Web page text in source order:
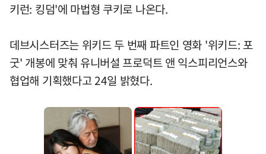
키런: 킹덤'에 마법형 쿠키로 나온다.
데브시스터즈는 위키드 두 번째 파트인 영화 '위키드: 포
굿' 개봉에 맞춰 유니버설 프로덕트 앤 익스피리언스와
협업해 기획했다고 24일 밝혔다.